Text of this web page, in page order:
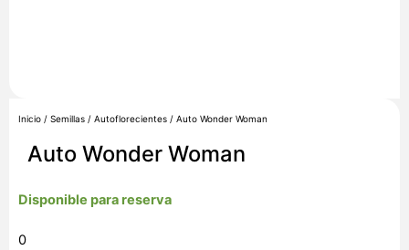
Inicio / Semillas / Autoflorecientes / Auto Wonder Woman
Auto Wonder Woman
Disponible para reserva
0